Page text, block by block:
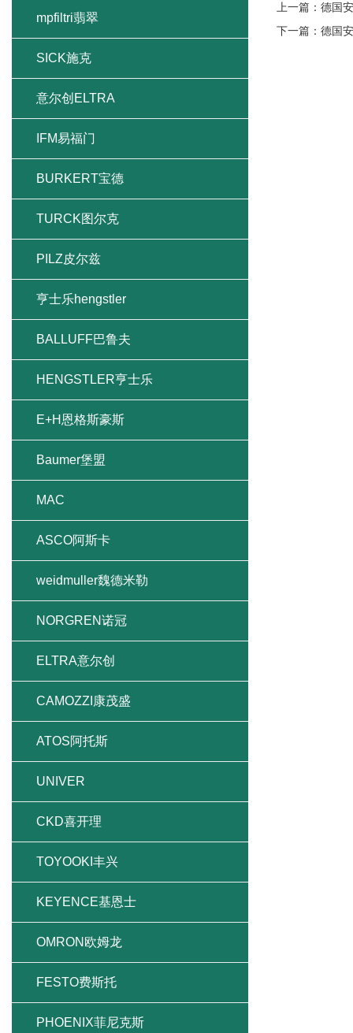
上一篇： 德国
下一篇： 德国
mpfiltri翡翠
SICK施克
意尔创ELTRA
IFM易福门
BURKERT宝德
TURCK图尔克
PILZ皮尔兹
亨士乐hengstler
BALLUFF巴鲁夫
HENGSTLER亨士乐
E+H恩格斯豪斯
Baumer堡盟
MAC
ASCO阿斯卡
weidmuller魏德米勒
NORGREN诺冠
ELTRA意尔创
CAMOZZI康茂盛
ATOS阿托斯
UNIVER
CKD喜开理
TOYOOKI丰兴
KEYENCE基恩士
OMRON欧姆龙
FESTO费斯托
PHOENIX菲尼克斯